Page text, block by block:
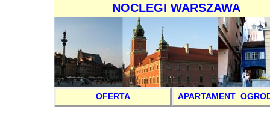
NOCLEGI WARSZAWA
OFERTA APARTAMENT